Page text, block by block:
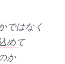
ではなく
めて
か